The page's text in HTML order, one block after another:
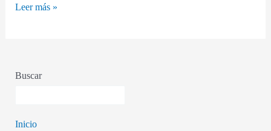
Leer más »
Buscar
Inicio